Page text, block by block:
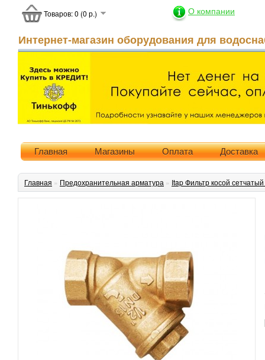
О компании
Интернет-магазин оборудования для
Товаров: 0 (0 р.)
Главная Магазины Оплата Доставка
Главная » Предохранительная арматура » Itap Фильтр косой